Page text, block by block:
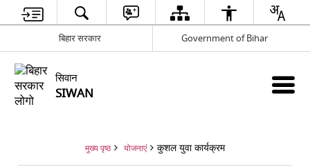
बिहार सरकार Government of Bihar
सिवान
SIWAN
मुख्य पृष्ठ योजनाएं कुशल युवा कार्यक्रम